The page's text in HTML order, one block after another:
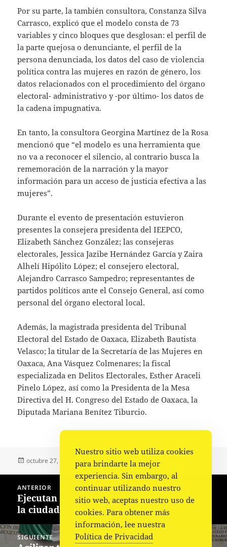
Por su parte, la también consultora, Constanza Silva
Carrasco, explicó que el modelo consta de 73
variables y cinco bloques que desglosan: el perfil de
la parte quejosa o denunciante, el perfil de la
persona denunciada, los datos del caso de violencia
política contra las mujeres en razón de género, los
datos relacionados con el procedimiento del órgano
electoral- administrativo y -por último- los datos de
la cadena impugnativa.
En tanto, la consultora Georgina Martínez de la Rosa
mencionó que “el modelo es una herramienta que
no va a reconocer el silencio, al contrario busca la
rememoración de la narración y la mayor
información para un acceso de justicia efectiva a las
mujeres”.
Durante el evento de presentación estuvieron
presentes la consejera presidenta del IEEPCO,
Elizabeth Sánchez González; las consejeras
electorales, Jessica Jazibe Hernández García y Zaira
Alhelí Hipólito López; el consejero electoral,
Alejandro Carrasco Sampedro; representantes de
partidos políticos ante el Consejo General, así como
personal del órgano electoral local.
Además, la magistrada presidenta del Tribunal
Electoral del Estado de Oaxaca, Elizabeth Bautista
Velasco; la titular de la Secretaría de las Mujeres en
Oaxaca, Ana Vásquez Colmenares; la fiscal
especializada en Delitos Electorales, Esther Araceli
Pinelo López, así como la Presidenta de la Mesa
Directiva del H. Congreso del Estado de Oaxaca, la
Diputada Mariana Benítez Tiburcio.
Publicado
octubre 27, 2022 Autor
Comunicado Categorías
Política
entradas
ANTERIOR
Entrada
anterior:
Ejecutan a dirigente de mototaxistas en
la ciudad de Oaxaca
SIGUIENTE
Nuestro sitio web utiliza cookies
para brindarte la mejor
experiencia. Sin embargo, al
continuar utilizando nuestro
sitio web, aceptas nuestro uso de
cookies. Para obtener más
información, lee nuestra
Política de Privacidad